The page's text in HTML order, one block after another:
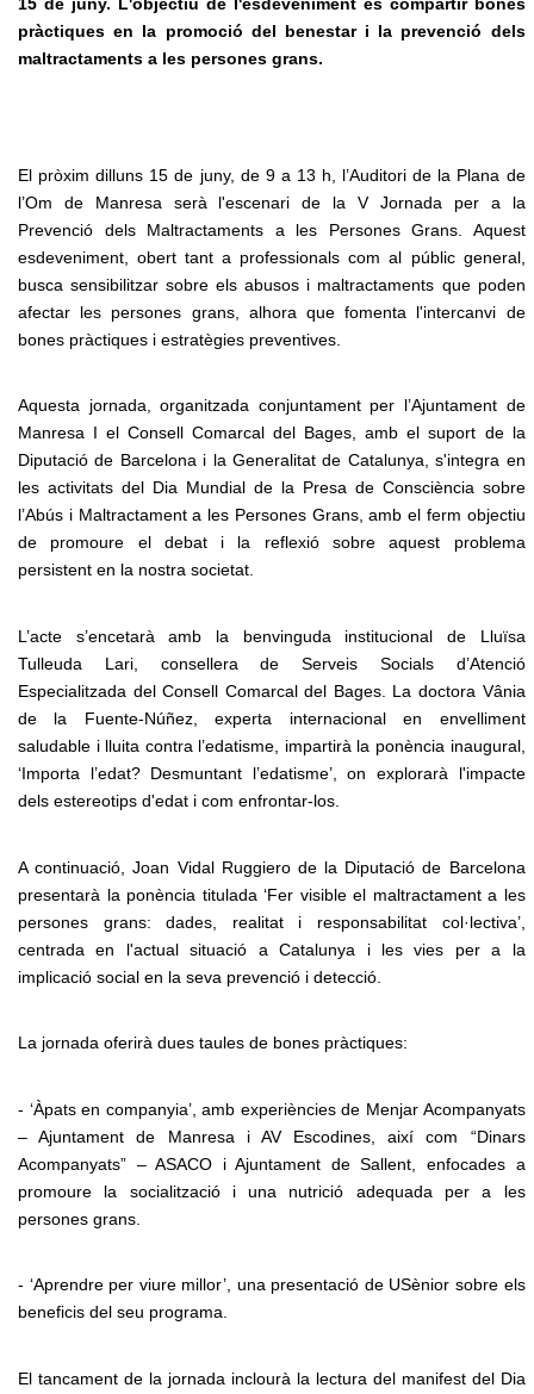
pràctiques en la promoció del benestar i la prevenció dels
maltractaments a les persones grans.
El pròxim dilluns 15 de juny, de 9 a 13 h, l’Auditori de la Plana de
l’Om de Manresa serà l'escenari de la V Jornada per a la
Prevenció dels Maltractaments a les Persones Grans. Aquest
esdeveniment, obert tant a professionals com al públic general,
busca sensibilitzar sobre els abusos i maltractaments que poden
afectar les persones grans, alhora que fomenta l'intercanvi de
bones pràctiques i estratègies preventives.
Aquesta jornada, organitzada conjuntament per l’Ajuntament de
Manresa I el Consell Comarcal del Bages, amb el suport de la
Diputació de Barcelona i la Generalitat de Catalunya, s'integra en
les activitats del Dia Mundial de la Presa de Consciència sobre
l’Abús i Maltractament a les Persones Grans, amb el ferm objectiu
de promoure el debat i la reflexió sobre aquest problema
persistent en la nostra societat.
L’acte s’encetarà amb la benvinguda institucional de Lluïsa
Tulleuda Lari, consellera de Serveis Socials d’Atenció
Especialitzada del Consell Comarcal del Bages. La doctora Vânia
de la Fuente-Núñez, experta internacional en envelliment
saludable i lluita contra l’edatisme, impartirà la ponència inaugural,
‘Importa l’edat? Desmuntant l’edatisme’, on explorarà l'impacte
dels estereotips d'edat i com enfrontar-los.
A continuació, Joan Vidal Ruggiero de la Diputació de Barcelona
presentarà la ponència titulada ‘Fer visible el maltractament a les
persones grans: dades, realitat i responsabilitat col·lectiva’,
centrada en l'actual situació a Catalunya i les vies per a la
implicació social en la seva prevenció i detecció.
La jornada oferirà dues taules de bones pràctiques:
- ‘Àpats en companyia’, amb experiències de Menjar Acompanyats
– Ajuntament de Manresa i AV Escodines, així com “Dinars
Acompanyats” – ASACO i Ajuntament de Sallent, enfocades a
promoure la socialització i una nutrició adequada per a les
persones grans.
- ‘Aprendre per viure millor’, una presentació de USènior sobre els
beneficis del seu programa.
El tancament de la jornada inclourà la lectura del manifest del Dia